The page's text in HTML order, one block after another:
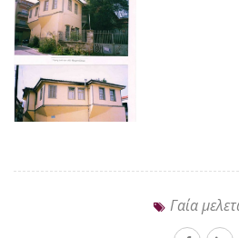
Γαία